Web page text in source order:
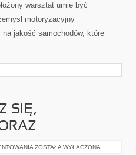
warsztat umie być
motoryzacyjny
jakość samochodów, które
SIĘ,
JAK
ZOSTAŁA WYŁĄCZONA